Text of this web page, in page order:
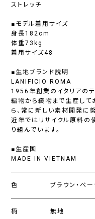
ストレッチ
■モデル着用サイズ
身長182cm
体重73kg
着用サイズ48
■生地ブランド説明
LANIFICIO ROMA
1956年創業のイタリアのテ
編物から織物まで生産して
ら、常に新しい素材開発に
近年ではリサイクル原料の
り組んでいます。
■生産国
MADE IN VIETNAM
色 ブラウン・ベー
柄 無地